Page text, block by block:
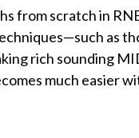
from scratch in
as
rich sounding
much easier